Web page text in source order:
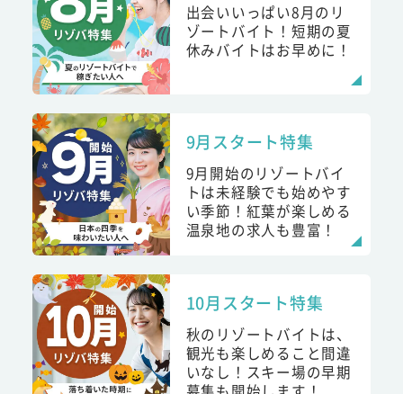
出会いいっぱい8月のリ
ゾートバイト！短期の夏
休みバイトはお早めに！
9月スタート特集
9月開始のリゾートバイ
トは未経験でも始めやす
い季節！紅葉が楽しめる
温泉地の求人も豊富！
10月スタート特集
秋のリゾートバイトは、
観光も楽しめること間違
いなし！スキー場の早期